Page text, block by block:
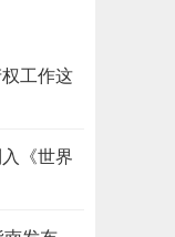
工作这
《世界